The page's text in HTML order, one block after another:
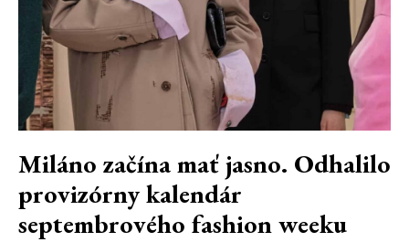
Miláno začína mať jasno. Odhalilo
provizórny kalendár
septembrového fashion weeku